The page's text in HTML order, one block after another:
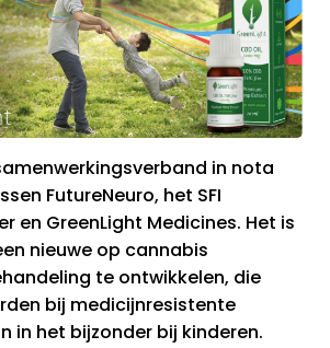
in nota
FutureNeuro, het SFI
en GreenLight Medicines. Het is
nieuwe op cannabis
te ontwikkelen, die
bij medicijnresistente
in het bijzonder bij kinderen.